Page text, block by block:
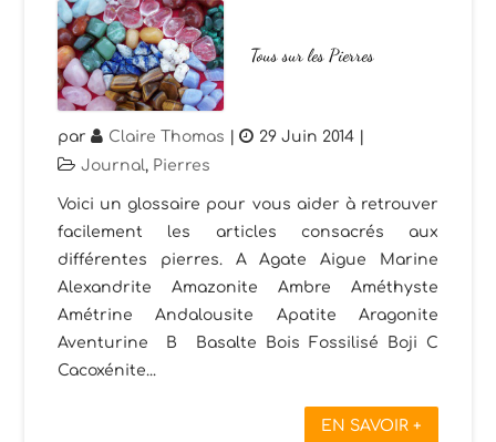
Tous sur les Pierres
par Claire Thomas | 29 Juin 2014
Journal, Pierres
Voici un glossaire pour vous aider à retrouver
facilement les articles consacrés aux
différentes pierres. A Agate Aigue Marine
Alexandrite Amazonite Ambre Améthyste
Amétrine Andalousite Apatite Aragonite
Aventurine B Basalte Bois Fossilisé Boji C
Cacoxénite...
EN SAVOIR +